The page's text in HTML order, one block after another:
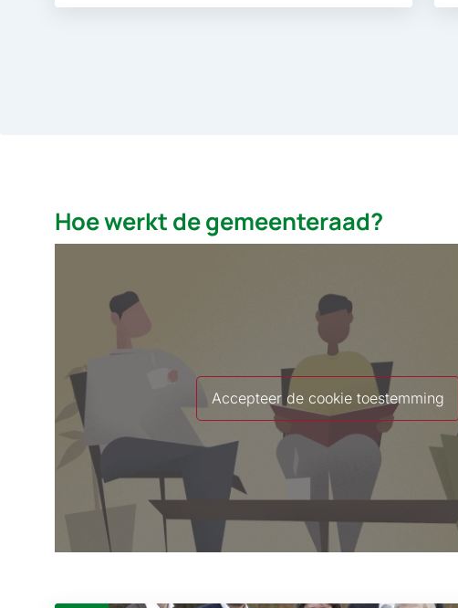
Hoe werkt de gemeenteraad?
Accepteer de cookie toestemming